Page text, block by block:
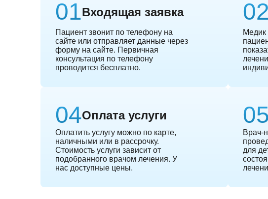
Входящая заявка
Пациент звонит по телефону на
сайте или отправляет данные через
форму на сайте. Первичная
консультация по телефону
проводится бесплатно.
Медик
Оплата услуги
Оплатить услугу можно по карте,
наличными или в рассрочку.
Стоимость услуги зависит от
подобранного врачом лечения. У
нас доступные цены.
Врач-
для